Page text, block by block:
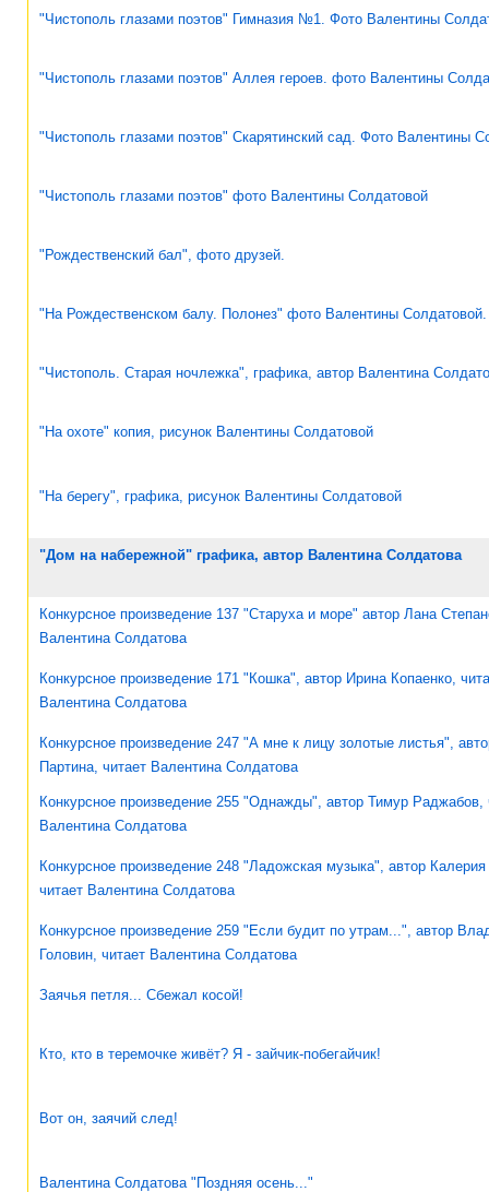
"Чистополь глазами поэтов" Гимназия №1. Фото Валентины
"Чистополь глазами поэтов" Аллея героев. фото Валентины
"Чистополь глазами поэтов" Скарятинский сад. Фото Валентины
"Чистополь глазами поэтов" фото Валентины Солдатовой
"Рождественский бал", фото друзей.
"На Рождественском балу. Полонез" фото Валентины Солдатовой.
"Чистополь. Старая ночлежка", графика, автор Валентина
"На охоте" копия, рисунок Валентины Солдатовой
"На берегу", графика, рисунок Валентины Солдатовой
"Дом на набережной" графика, автор Валентина Солдатова
Конкурсное произведение 137 "Старуха и море" автор Лана
Валентина Солдатова
Конкурсное произведение 171 "Кошка", автор Ирина Копаенко,
Валентина Солдатова
Конкурсное произведение 247 "А мне к лицу золотые листья",
Партина, читает Валентина Солдатова
Конкурсное произведение 255 "Однажды", автор Тимур Раджабов,
Валентина Солдатова
Конкурсное произведение 248 "Ладожская музыка", автор
читает Валентина Солдатова
Конкурсное произведение 259 "Если будит по утрам...", автор
Головин, читает Валентина Солдатова
Заячья петля... Сбежал косой!
Кто, кто в теремочке живёт? Я - зайчик-побегайчик!
Вот он, заячий след!
Валентина Солдатова "Поздняя осень..."